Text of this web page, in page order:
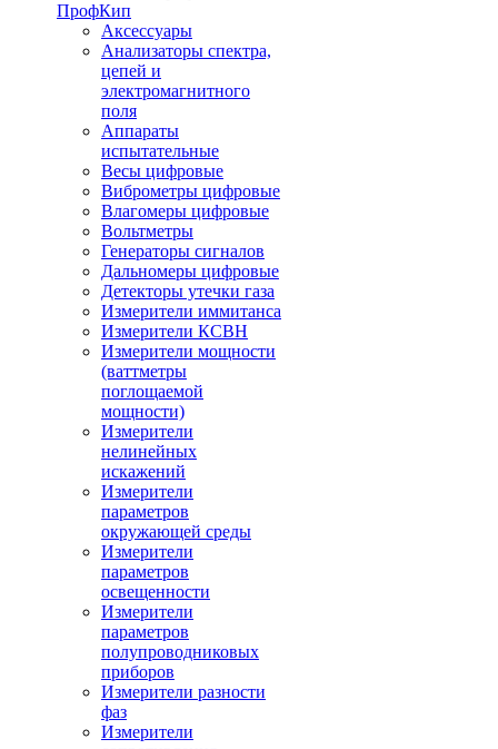
ПрофКип
Аксессуары
Анализаторы спектра,
цепей и
электромагнитного
поля
Аппараты
испытательные
Весы цифровые
Виброметры цифровые
Влагомеры цифровые
Вольтметры
Генераторы сигналов
Дальномеры цифровые
Детекторы утечки газа
Измерители иммитанса
Измерители КСВН
Измерители мощности
(ваттметры
поглощаемой
мощности)
Измерители
нелинейных
искажений
Измерители
параметров
окружающей среды
Измерители
параметров
освещенности
Измерители
параметров
полупроводниковых
приборов
Измерители разности
фаз
Измерители